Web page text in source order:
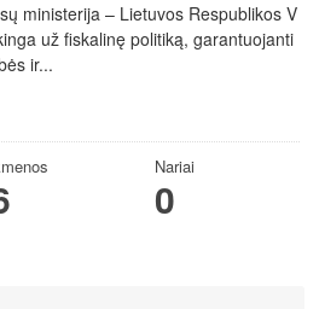
ministerija – Lietuvos Respublikos V
už fiskalinę politiką, garantuojanti
ir...
Nariai
0